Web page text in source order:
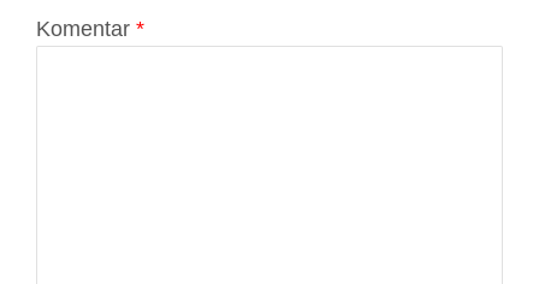
Komentar *